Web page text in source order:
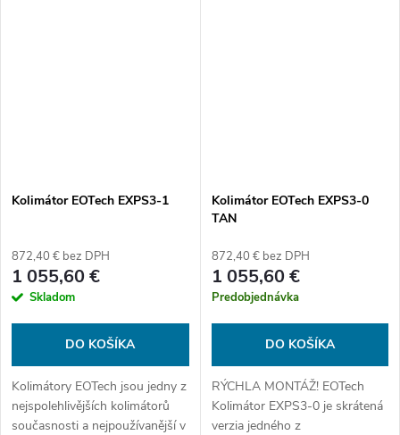
Kolimátor EOTech EXPS3-1
872,40 € bez DPH
1 055,60 €
Skladom
DO KOŠÍKA
Kolimátory EOTech jsou jedny z
nejspolehlivějších kolimátorů
současnosti a nejpoužívanější v
Kolimátor EOTech EXPS3-0
TAN
872,40 € bez DPH
1 055,60 €
Predobjednávka
DO KOŠÍKA
RÝCHLA MONTÁŽ! EOTech
Kolimátor EXPS3-0 je skrátená
verzia jedného z